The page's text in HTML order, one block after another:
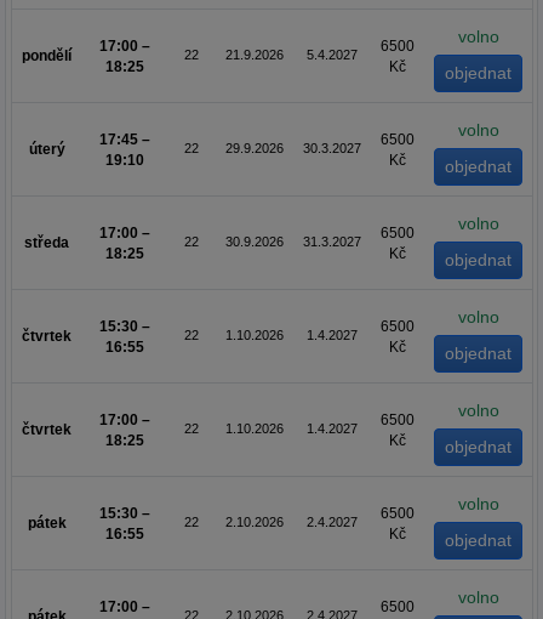
pondělí
17:00 –
18:25
22 21.9.2026 5.4.2027
6500
Kč
volno
úterý
17:45 –
19:10
22 29.9.2026 30.3.2027
6500
Kč
volno
středa
17:00 –
18:25
22 30.9.2026 31.3.2027
6500
Kč
volno
čtvrtek
15:30 –
16:55
22 1.10.2026 1.4.2027
6500
Kč
volno
čtvrtek
17:00 –
18:25
22 1.10.2026 1.4.2027
6500
Kč
volno
pátek
15:30 –
16:55
22 2.10.2026 2.4.2027
6500
Kč
volno
pátek
17:00 –
22 2.10.2026 2.4.2027
6500
volno